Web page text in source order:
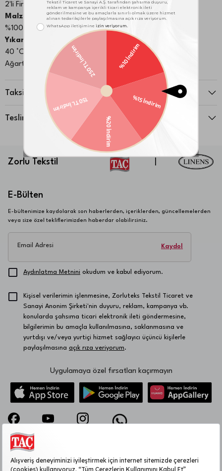
2'li Fincan seti hediyedir
Malzeme:
%100 Pamuk
Yıkama & Bakım Bilgileri:
40 °C de yıkama yapınız
Ağartıcı kullanmayınız
Orta sıcaklıkta ütüleme yapılabilir
Kuru temizleme yapılamaz
Düşük ısıda tamburlu kurutma yapılabilir
Taksit Seçenekleri
Teslimat ve İade
Zorlu Tekstil
E-Bülten
E-bültenimize kaydolarak son haberlerden, içeriklerden, güncellemelerden
veya size özel tekliflerimizden haberdar olabilirsiniz.
Email Adresi Kaydol
Aydınlatma Metnini okudum ve kabul ediyorum.
Kişisel verilerimin işlenmesine, Zorluteks Tekstil Ticaret ve
Sanayi Anonim Şirketi'nin duyuru, reklam, kampanya vb.
konularda şahsıma ticari elektronik ileti göndermesine,
bilgilerimin bu amaçla kullanılmasına, saklanmasına ve
yurtdışı ve/veya yurtiçi hizmet sağlayıcı üçüncü kişilerle
paylaşılmasına açık rıza veriyorum.
Uygulamaya özel fırsatları kaçırmayın
KURUMSAL